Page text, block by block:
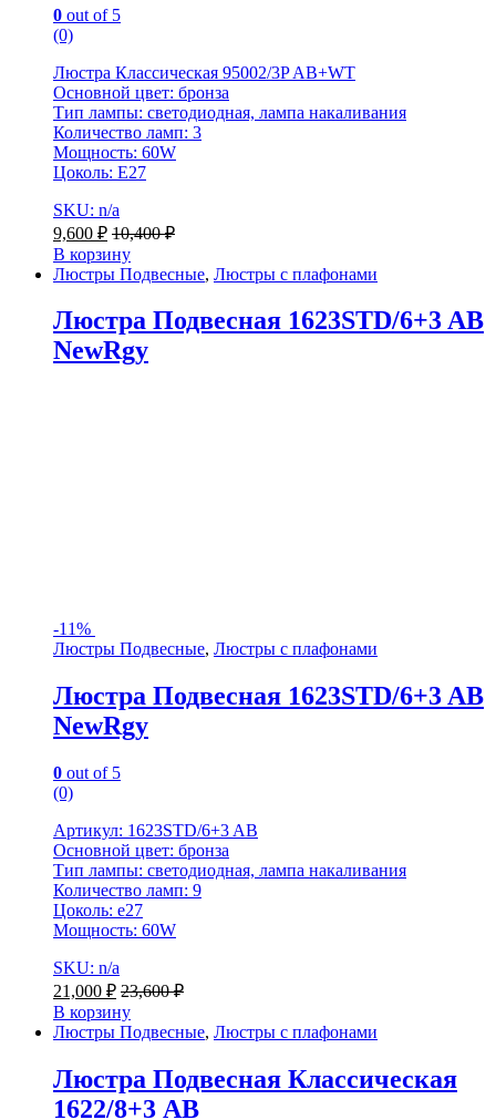
0 out of 5
(0)
Люстра Классическая 95002/3P AB+WT
Основной цвет: бронза
Тип лампы: светодиодная, лампа накаливания
Количество ламп: 3
Мощность: 60W
Цоколь: E27
SKU: n/a
9,600 ₽ 10,400₽
В корзину
Люстры Подвесные, Люстры с плафонами
Люстра Подвесная 1623STD/6+3 AB
NewRgy
-11%
Люстры Подвесные, Люстры с плафонами
Люстра Подвесная 1623STD/6+3 AB
NewRgy
0 out of 5
(0)
Артикул: 1623STD/6+3 AB
Основной цвет: бронза
Тип лампы: светодиодная, лампа накаливания
Количество ламп: 9
Цоколь: е27
Мощность: 60W
SKU: n/a
21,000 ₽ 23,600₽
В корзину
Люстры Подвесные, Люстры с плафонами
Люстра Подвесная Классическая
1622/8+3 AB